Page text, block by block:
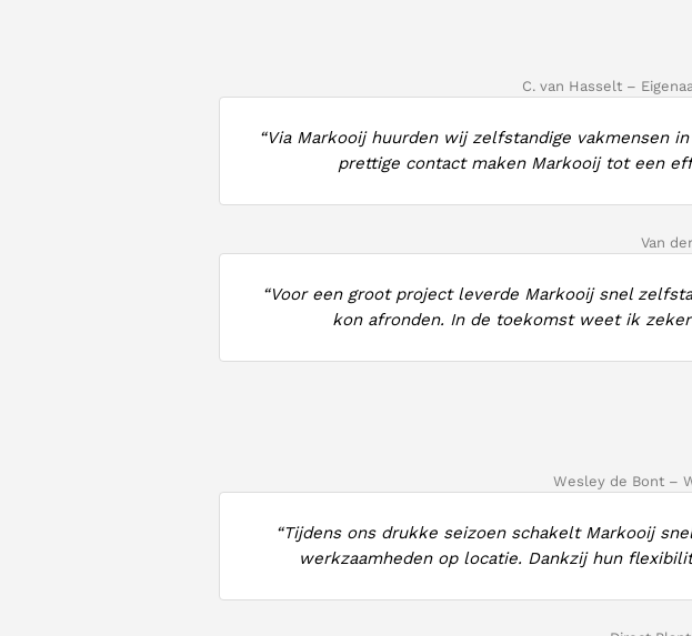
C. van Hasselt –
“Via Markooij huurden wij zelfstandige vakmensen
prettige contact maken Markooij tot een
Van
“Voor een groot project leverde Markooij snel
kon afronden. In de toekomst weet ik
Wesley de Bont –
“Tijdens ons drukke seizoen schakelt Markooij
werkzaamheden op locatie. Dankzij hun